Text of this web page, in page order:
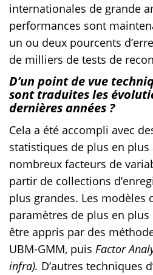
internationales de grande
performances sont
un ou deux pourcents
de milliers de tests de
D’un point de vue
sont traduites les
dernières années ?
Cela a été accompli avec
statistiques de plus en
nombreux facteurs de
partir de collections
plus grandes. Les modèles
paramètres de plus en
être appris par des
UBM-GMM, puis Factor
infra). D’autres techniques